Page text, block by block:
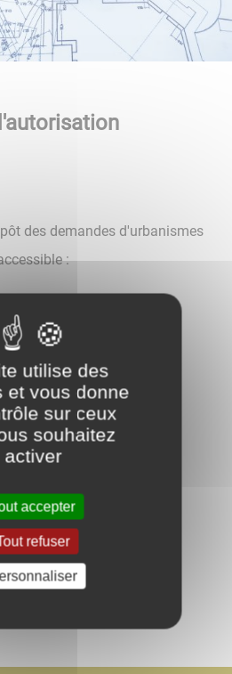
des demandes d'urbanismes
:
urbanisme de la Mairie :
03 86 81 44 68
aux actualités
utilise des
et vous donne
sur ceux
souhaitez
activer
accepter
refuser